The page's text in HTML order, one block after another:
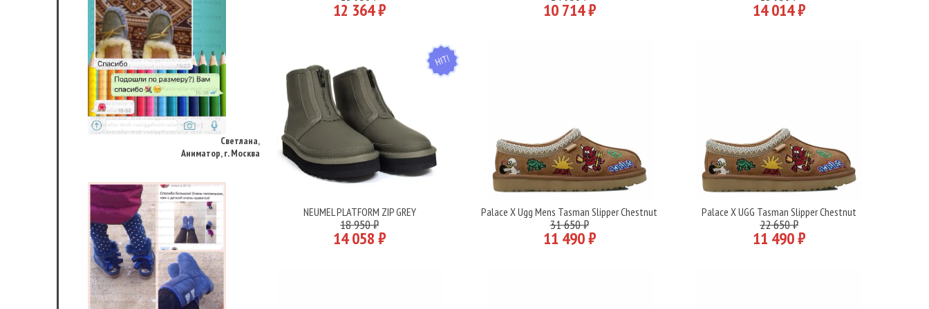
Светлана,
Аниматор, г. Москва
Динара Муромкина,
12 364 ₽ 10 714 ₽ 14 014 ₽
HIT
Подробнее
NEUMEL PLATFORM ZIP GREY
18 950 ₽
14 058 ₽
Подробнее
Palace X Ugg Mens Tasman Slipper Chestnut
31 650 ₽
11 490 ₽
Подробнее
Palace X UGG Tasman Slipper Chestnut
22 650 ₽
11 490 ₽